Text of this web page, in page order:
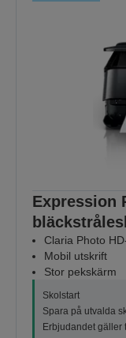
Expression
Claria Photo
Mobil utskrift
Stor pekskärm
Skolstart
Spara på utvalda
Erbjudandet gäller